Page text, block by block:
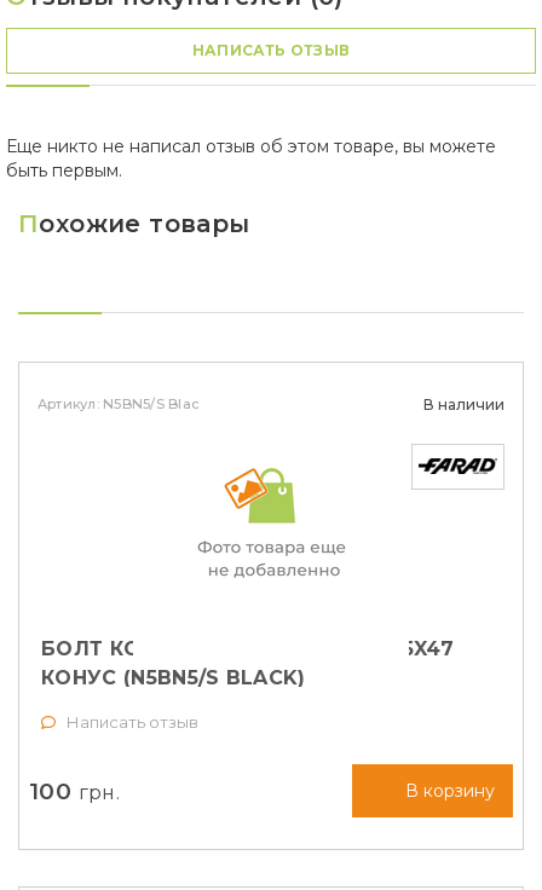
НАПИСАТЬ ОТЗЫВ
Еще никто не написал отзыв об этом товаре, вы можете
быть первым.
Похожие товары
Артикул: N5BN5/S Black В наличии
БОЛТ КОЛЕСНЫЙ FARAD M14X1,25X47
КОНУС (N5BN5/S BLACK)
Написать отзыв
100 грн. В корзину